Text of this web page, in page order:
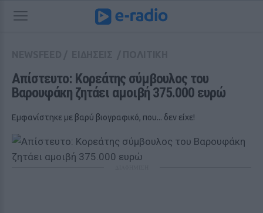
Απίστευτο: Κορεάτης σύμβουλος του
Βαρουφάκη ζητάει αμοιβή 375.000 ευρώ
Εμφανίστηκε με βαρύ βιογραφικό, που... δεν είχε!